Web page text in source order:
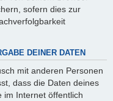
sofern dies zur
DEINER DATEN
mit anderen Personen
dass die Daten deines
im Internet öffentlich